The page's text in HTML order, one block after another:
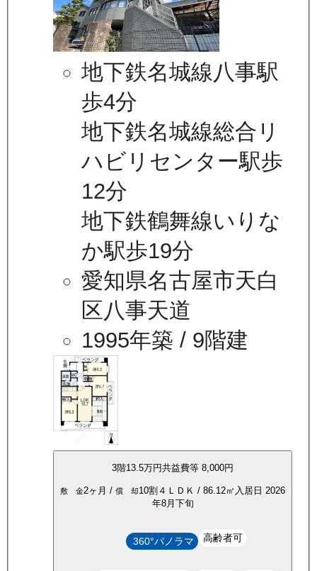
地下鉄名城線八事駅
歩4分
地下鉄名城線総合リ
ハビリセンター駅歩
12分
地下鉄鶴舞線いりな
か駅歩19分
愛知県名古屋市天白
区八事天道
1995年築 / 9階建
3階13.5万円共益費等 8,000円
敷 金2ヶ月 / 償 却10割 ４ＬＤＫ / 86.12㎡ 入居日 2026
年8月下旬
360°パノラマ 高齢者可